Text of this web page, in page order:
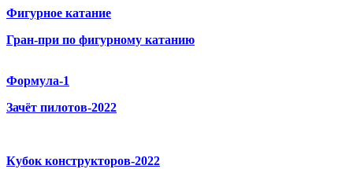
Фигурное катание
Гран-при по фигурному катанию
Формула-1
Зачёт пилотов-2022
Кубок конструкторов-2022